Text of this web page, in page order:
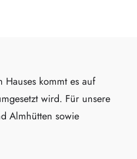
kommt es auf
wird. Für unsere
Almhütten sowie